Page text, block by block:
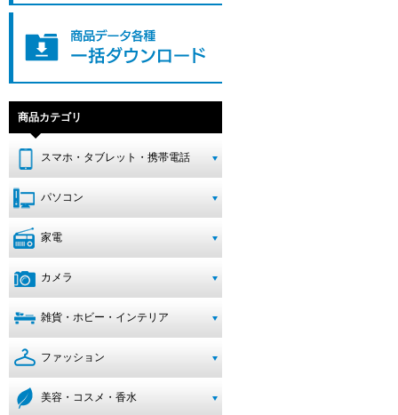
商品カテゴリ
スマホ・タブレット・携帯電話
パソコン
家電
カメラ
雑貨・ホビー・インテリア
ファッション
美容・コスメ・香水